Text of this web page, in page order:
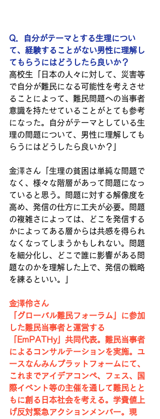
Q．自分がテーマとする生理につい
て、経験することがない男性に理解し
てもらうにはどうしたら良いか？
高校生「日本の人々に対して、災害等
で自分が難民になる可能性を考えさせ
ることによって、難民問題への当事者
意識を持たせていることがとても参考
になった。自分がテーマとしている生
理の問題について、男性に理解しても
らうにはどうしたら良いか？」
金澤さん「生理の貧困は単純な問題で
なく、様々な階層があって問題になっ
ていると思う。問題に対する解像度を
高め、発信の仕方に工夫が必要。問題
の複雑さによっては、どこを発信する
かによってある層からは共感を得られ
なくなってしまうかもしれない。問題
を細分化し、どこで誰に影響がある問
題なのかを理解した上で、発信の戦略
を練るといい。」
金澤伶さん
「グローバル難民フォーラム」に参加
した難民当事者と運営する
「EmPATHy」共同代表。難民当事者
によるコンサルテーションを実施。ユ
ースなんみんプラットフォームにて、
これまでアイデアコンペ、フェス、国
際イベント等の主催を通して難民とと
もに創る日本社会を考える。学費値上
げ反対緊急アクションメンバー。現